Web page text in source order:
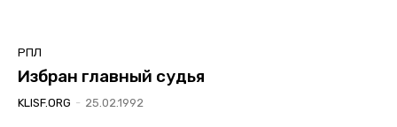
РПЛ
Избран главный судья
KLISF.ORG - 25.02.1992